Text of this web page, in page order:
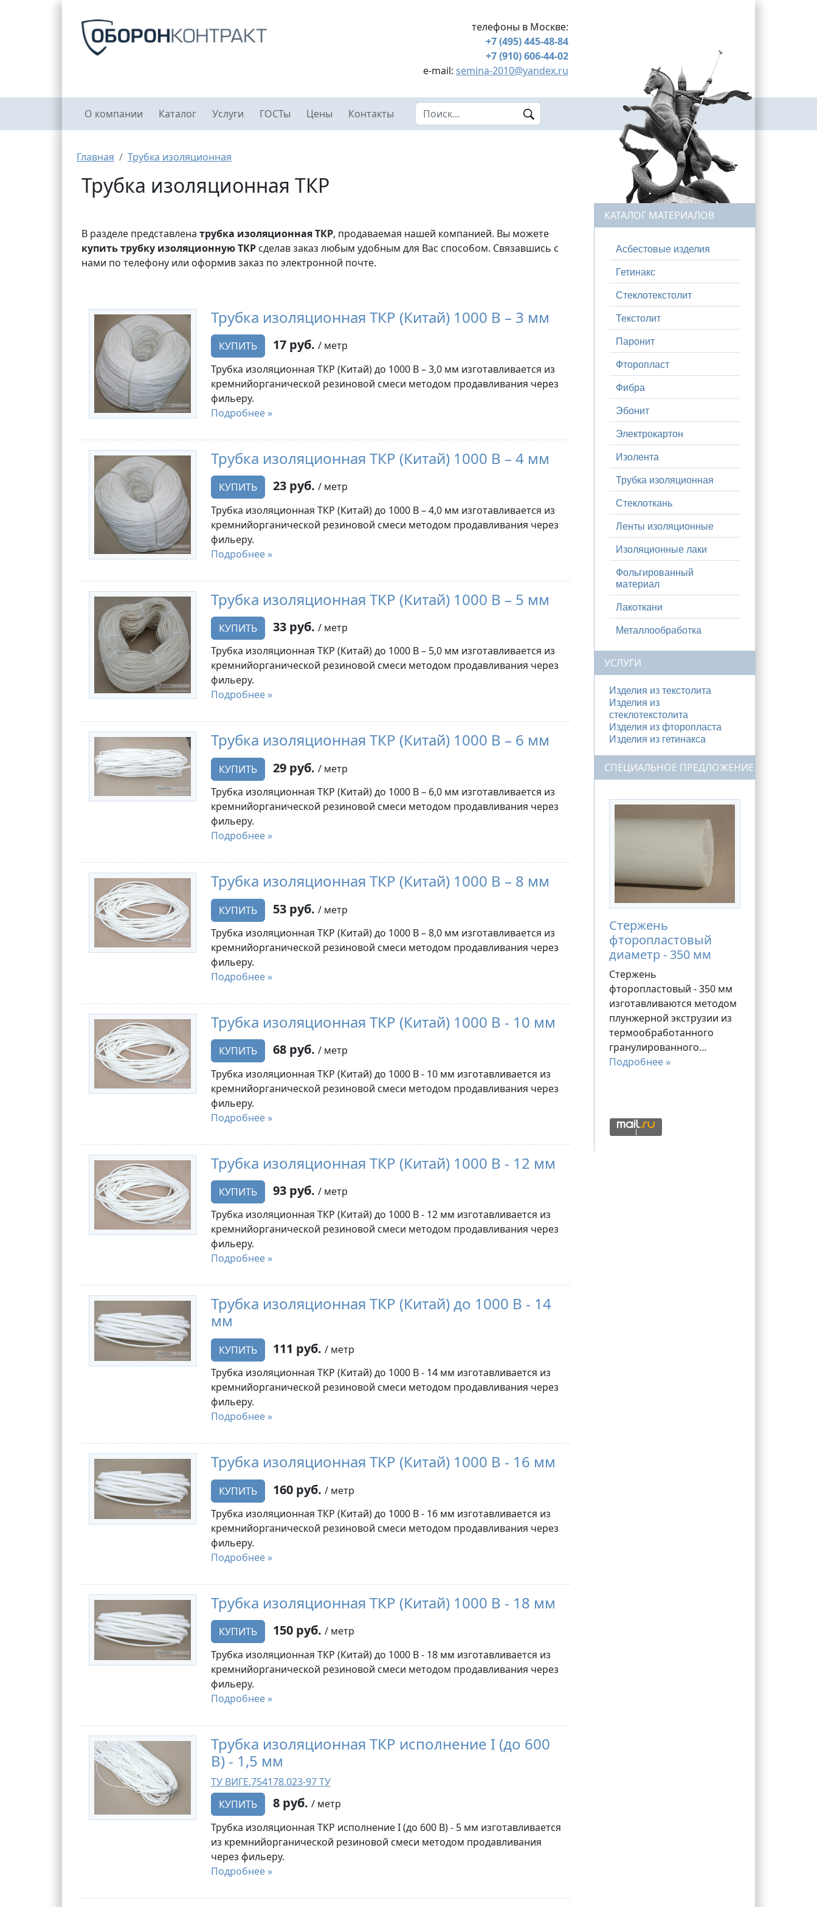
телефоны в Москве:
+7 (495) 445-48-84
+7 (910) 606-44-02
e-mail: semina-2010@yandex.ru
Главное меню
О компании Каталог Услуги ГОСТы Цены Контакты Search this site
Строка навигации
Главная Трубка изоляционная
Трубка изоляционная ТКР
В разделе представлена трубка изоляционная ТКР, продаваемая нашей компанией. Вы можете
купить трубку изоляционную ТКР сделав заказ любым удобным для Вас способом. Связавшись с
нами по телефону или оформив заказ по электронной почте.
Трубка изоляционная ТКР (Китай) 1000 В – 3 мм
КУПИТЬ 17 руб. / метр
Трубка изоляционная ТКР (Китай) до 1000 В – 3,0 мм изготавливается из
кремнийорганической резиновой смеси методом продавливания через
фильеру.
Подробнее »
Трубка изоляционная ТКР (Китай) 1000 В – 4 мм
КУПИТЬ 23 руб. / метр
Трубка изоляционная ТКР (Китай) до 1000 В – 4,0 мм изготавливается из
кремнийорганической резиновой смеси методом продавливания через
фильеру.
Подробнее »
Трубка изоляционная ТКР (Китай) 1000 В – 5 мм
КУПИТЬ 33 руб. / метр
Трубка изоляционная ТКР (Китай) до 1000 В – 5,0 мм изготавливается из
кремнийорганической резиновой смеси методом продавливания через
фильеру.
Подробнее »
Трубка изоляционная ТКР (Китай) 1000 В – 6 мм
КУПИТЬ 29 руб. / метр
Трубка изоляционная ТКР (Китай) до 1000 В – 6,0 мм изготавливается из
кремнийорганической резиновой смеси методом продавливания через
фильеру.
Подробнее »
Трубка изоляционная ТКР (Китай) 1000 В – 8 мм
КУПИТЬ 53 руб. / метр
Трубка изоляционная ТКР (Китай) до 1000 В – 8,0 мм изготавливается из
кремнийорганической резиновой смеси методом продавливания через
фильеру.
Подробнее »
Трубка изоляционная ТКР (Китай) 1000 В - 10 мм
КУПИТЬ 68 руб. / метр
Трубка изоляционная ТКР (Китай) до 1000 В - 10 мм изготавливается из
кремнийорганической резиновой смеси методом продавливания через
фильеру.
Подробнее »
Трубка изоляционная ТКР (Китай) 1000 В - 12 мм
КУПИТЬ 93 руб. / метр
Трубка изоляционная ТКР (Китай) до 1000 В - 12 мм изготавливается из
кремнийорганической резиновой смеси методом продавливания через
фильеру.
Подробнее »
Трубка изоляционная ТКР (Китай) до 1000 В - 14
мм
КУПИТЬ 111 руб. / метр
Трубка изоляционная ТКР (Китай) до 1000 В - 14 мм изготавливается из
кремнийорганической резиновой смеси методом продавливания через
фильеру.
Подробнее »
Трубка изоляционная ТКР (Китай) 1000 В - 16 мм
КУПИТЬ 160 руб. / метр
Трубка изоляционная ТКР (Китай) до 1000 В - 16 мм изготавливается из
кремнийорганической резиновой смеси методом продавливания через
фильеру.
Подробнее »
Трубка изоляционная ТКР (Китай) 1000 В - 18 мм
КУПИТЬ 150 руб. / метр
Трубка изоляционная ТКР (Китай) до 1000 В - 18 мм изготавливается из
кремнийорганической резиновой смеси методом продавливания через
фильеру.
Подробнее »
Трубка изоляционная ТКР исполнение I (до 600
В) - 1,5 мм
ТУ ВИГЕ.754178.023-97 ТУ
КУПИТЬ
8 руб. / метр
Трубка изоляционная ТКР исполнение I (до 600 В) - 5 мм изготавливается
из кремнийорганической резиновой смеси методом продавливания
через фильеру.
Подробнее »
КАТАЛОГ МАТЕРИАЛОВ
Асбестовые изделия
Гетинакс
Стеклотекстолит
Текстолит
Паронит
Фторопласт
Фибра
Эбонит
Электрокартон
Изолента
Трубка изоляционная
Стеклоткань
Ленты изоляционные
Изоляционные лаки
Фольгированный
материал
Лакоткани
Металлообработка
УСЛУГИ
Изделия из текстолита
Изделия из
стеклотекстолита
Изделия из фторопласта
Изделия из гетинакса
СПЕЦИАЛЬНОЕ ПРЕДЛОЖЕНИЕ
Стержень
фторопластовый
диаметр - 350 мм
Стержень
фторопластовый - 350 мм
изготавливаются методом
плунжерной экструзии из
термообработанного
гранулированного…
Подробнее »